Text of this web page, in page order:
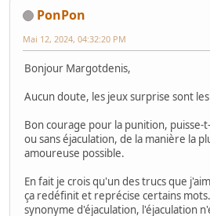
PonPon
Mai 12, 2024, 04:32:20 PM
Bonjour Margotdenis,
Aucun doute, les jeux surprise sont
Bon courage pour la punition, puisse-
ou sans éjaculation, de la manière la
amoureuse possible.
En fait je crois qu'un des trucs que
ça redéfinit et reprécise certains
synonyme d'éjaculation, l'éjaculation